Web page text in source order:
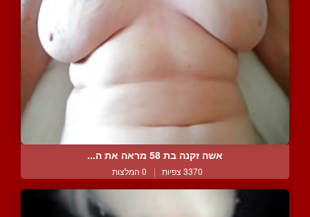
אשה זקנה בת 58 מראה את ה...
3370 צפיות | 0 המלצות